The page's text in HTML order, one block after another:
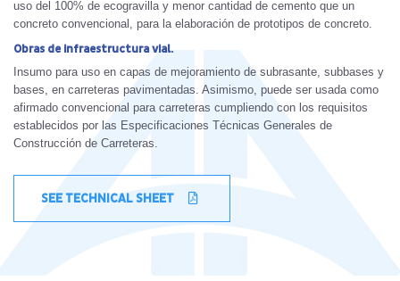
uso del 100% de ecogravilla y menor cantidad de cemento que un
concreto convencional, para la elaboración de prototipos de concreto.
Obras de infraestructura vial.
Insumo para uso en capas de mejoramiento de subrasante, subbases y
bases, en carreteras pavimentadas. Asimismo, puede ser usada como
afirmado convencional para carreteras cumpliendo con los requisitos
establecidos por las Especificaciones Técnicas Generales de
Construcción de Carreteras.
SEE TECHNICAL SHEET